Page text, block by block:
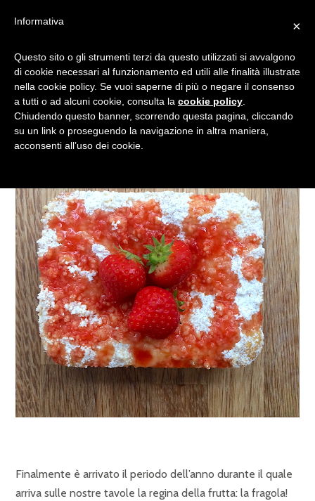
SBRICIOLATA CON CREMA
PASTICCIERA E FRAGOLE
Finalmente è arrivato il periodo dell’anno durante il quale
arriva sulle nostre tavole la regina della frutta: la fragola!
×
Informativa
Questo sito o gli strumenti terzi da questo utilizzati si avvalgono
di cookie necessari al funzionamento ed utili alle finalità illustrate
nella cookie policy. Se vuoi saperne di più o negare il consenso
a tutti o ad alcuni cookie, consulta la cookie policy
Chiudendo questo banner, scorrendo questa pagina, cliccando
su un link o proseguendo la navigazione in altra maniera,
acconsenti all’uso dei cookie.